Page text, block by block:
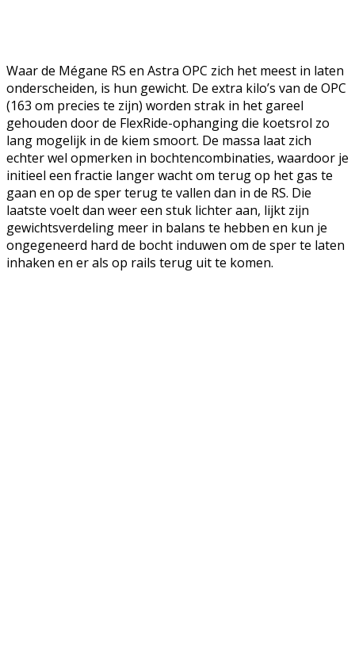
Waar de Mégane RS en Astra OPC zich het meest in laten
onderscheiden, is hun gewicht. De extra kilo’s van de OPC
(163 om precies te zijn) worden strak in het gareel
gehouden door de FlexRide-ophanging die koetsrol zo
lang mogelijk in de kiem smoort. De massa laat zich
echter wel opmerken in bochtencombinaties, waardoor je
initieel een fractie langer wacht om terug op het gas te
gaan en op de sper terug te vallen dan in de RS. Die
laatste voelt dan weer een stuk lichter aan, lijkt zijn
gewichtsverdeling meer in balans te hebben en kun je
ongegeneerd hard de bocht induwen om de sper te laten
inhaken en er als op rails terug uit te komen.